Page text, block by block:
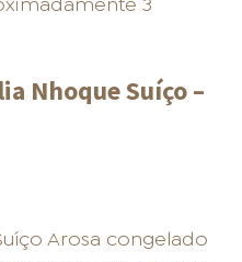
Nhoque Suíço –
Arosa congelado